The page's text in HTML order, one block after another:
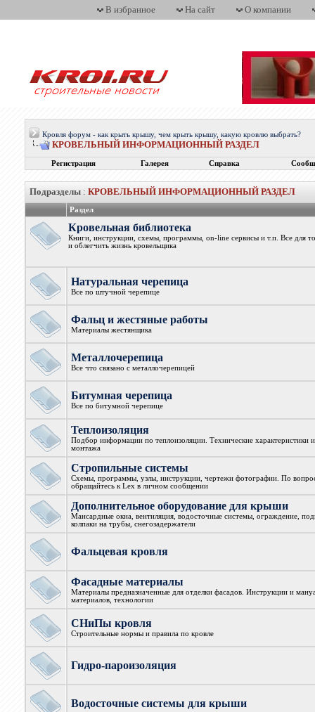
В избранное На сайт О компании
Кровля форум - как крыть крышу, чем крыть крышу, какую кровлю выбрать?
КРОВЕЛЬНЫЙ ИНФОРМАЦИОННЫЙ РАЗДЕЛ
Регистрация Галерея Справка
Подразделы: КРОВЕЛЬНЫЙ ИНФОРМАЦИОННЫЙ РАЗДЕЛ
Раздел
Кровельная библиотека
Книги, инструкции, схемы, программы, on-line сервисы и т.п. Все для
и облегчить жизнь кровельщика
Натуральная черепица
Все по штучной черепице
Фальц и жестяные работы
Материалы жестянщика
Металлочерепица
Все что связано с металлочерепицей
Битумная черепица
Все по битумной черепице
Теплоизоляция
Подбор информации по теплоизоляции. Технические характеристики
монтажа
Стропильные системы
Схемы, программы, узлы, инструкции, чертежи фотографии. По
обращайтесь к Lex в личном сообщении
Дополнительное оборудование для крыши
Мансардные окна, вентиляция, водосточные системы, ограждение,
колпаки на трубы, снегозадержатели
Фальцевая кровля
Фасадные материалы
Материалы предназначенные для отделки фасадов. Инструкции и
материалов, технологии
СНиПы кровля
Строительные нормы и правила по кровле
Гидро-пароизоляция
Водосточные системы для крыши